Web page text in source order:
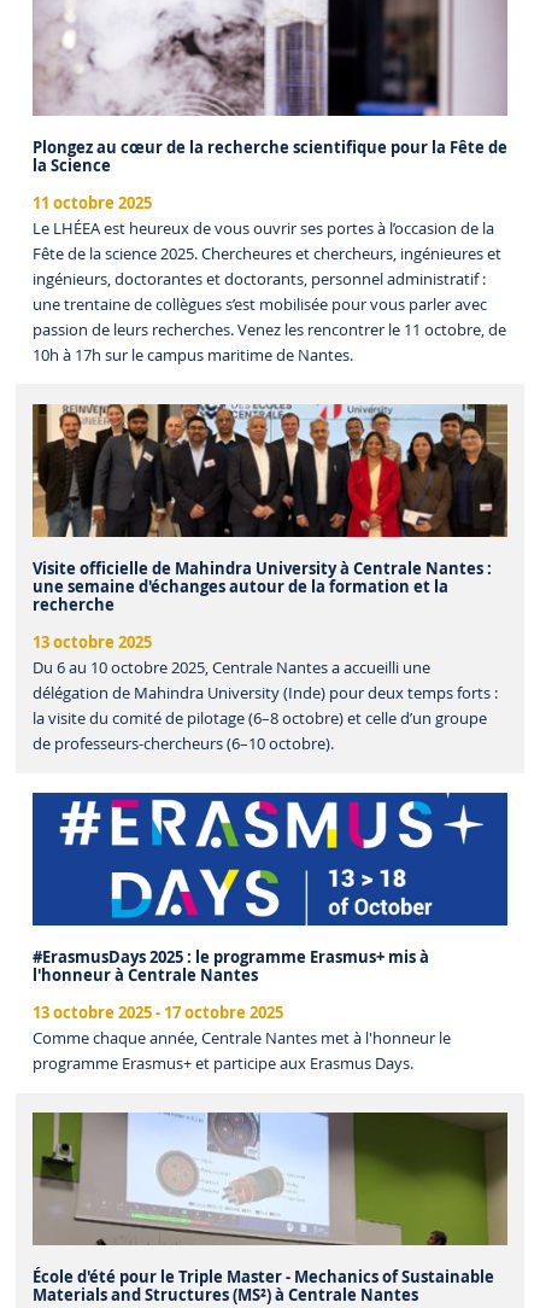
Plongez au cœur de la recherche scientifique pour la Fête de
la Science
11 octobre 2025
Le LHÉEA est heureux de vous ouvrir ses portes à l’occasion de la
Fête de la science 2025. Chercheures et chercheurs, ingénieures et
ingénieurs, doctorantes et doctorants, personnel administratif :
une trentaine de collègues s’est mobilisée pour vous parler avec
passion de leurs recherches. Venez les rencontrer le 11 octobre, de
10h à 17h sur le campus maritime de Nantes.
Visite officielle de Mahindra University à Centrale Nantes :
une semaine d'échanges autour de la formation et la
recherche
13 octobre 2025
Du 6 au 10 octobre 2025, Centrale Nantes a accueilli une
délégation de Mahindra University (Inde) pour deux temps forts :
la visite du comité de pilotage (6–8 octobre) et celle d’un groupe
de professeurs-chercheurs (6–10 octobre).
#ErasmusDays 2025 : le programme Erasmus+ mis à
l'honneur à Centrale Nantes
13 octobre 2025- 17 octobre 2025
Comme chaque année, Centrale Nantes met à l'honneur le
programme Erasmus+ et participe aux Erasmus Days.
École d'été pour le Triple Master - Mechanics of Sustainable
Materials and Structures (MS²) à Centrale Nantes